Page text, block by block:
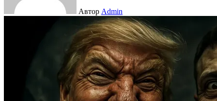
Автор Admin